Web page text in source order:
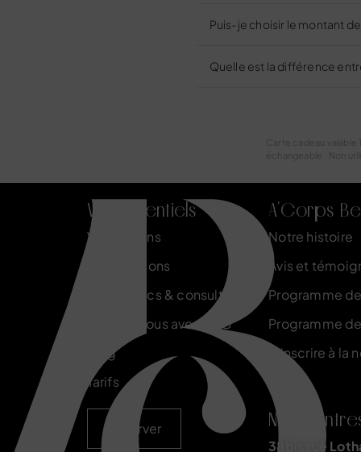
Puis-je choisir le montant
Quelle est la différence
Carte cadeau valable
échangeable · Non
Vos essentiels
Vos besoins
Nos solutions
Diagnostics & consultations
Formez-vous avec ACB
Blog
Tarifs
Réserver
A'Corps
Notre histoire
Avis et
Programme
Programme
S'inscrire à la
Nos
38bis rue